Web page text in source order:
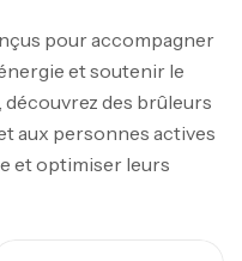
pour accompagner
et soutenir le
découvrez des brûleurs
aux personnes actives
et optimiser leurs